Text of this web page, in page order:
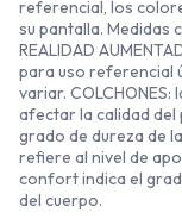
referencial, los
su pantalla. Medidas
REALIDAD
para uso referencial
variar.
afectar la calidad
grado de dureza de
refiere al nivel de
confort indica el
del cuerpo.